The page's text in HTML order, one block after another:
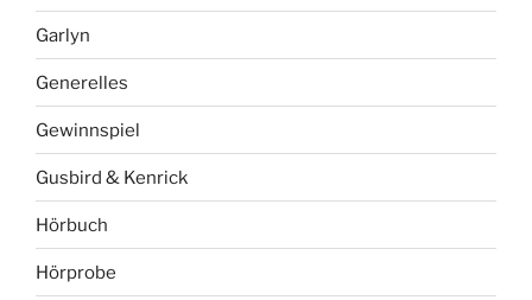
Garlyn
Generelles
Gewinnspiel
Gusbird & Kenrick
Hörbuch
Hörprobe